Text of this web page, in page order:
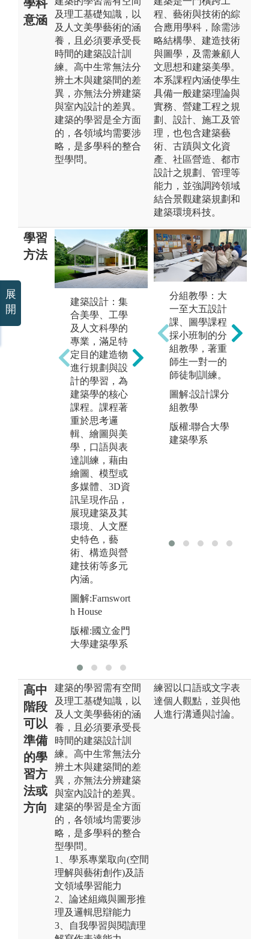
學科
意涵
及理工基礎知識，以
及人文美學藝術的涵
養，且必須要承受長
時間的建築設計訓
練。高中生常無法分
辨土木與建築間的差
異，亦無法分辨建築
與室內設計的差異。
建築的學習是全方面
的，各領域均需要涉
略，是多學科的整合
型學問。
程、藝術與技術的綜
合應用學科，除需涉
略結構學、建造技術
與圖學，及需兼顧人
文思想和建築美學。
本系課程內涵使學生
具備一般建築理論與
實務、營建工程之規
劃、設計、施工及管
理，也包含建築藝
術、古蹟與文化資
產、社區營造、都市
設計之規劃、管理等
能力，並強調跨領域
結合景觀建築規劃和
建築環境科技。
學習
方法
建築設計：集
合美學、工學
及人文科學的
專業，滿足特
定目的建造物
進行規劃與設
計的學習，為
建築學的核心
課程。課程著
重於思考邏
輯、繪圖與美
學，口語與表
達訓練，藉由
繪圖、模型或
多媒體、3D資
訊呈現作品，
展現建築及其
環境、人文歷
史特色，藝
術、構造與營
建技術等多元
內涵。
圖解:Farnswort
h House
版權:國立金門
大學建築學系
建築環境控
制：建築為人
所用，環境控
制乃使建築成
為更合於使
用。本專業包
物理因子的解
析，建築設
計、環境與建
築工程界面之
築之規劃、設
分組教學：大
一至大五設計
課、圖學課程
採小班制的分
組教學，著重
師生一對一的
師徒制訓練。
圖解:設計課分
組教學
版權:聯合大學
建築學系
高中
階段
可以
準備
的學
習方
法或
方向
建築的學習需有空間
及理工基礎知識，以
及人文美學藝術的涵
養，且必須要承受長
時間的建築設計訓
練。高中生常無法分
辨土木與建築間的差
異，亦無法分辨建築
與室內設計的差異。
建築的學習是全方面
的，各領域均需要涉
略，是多學科的整合
型學問。
1、學系專業取向(空間
理解與藝術創作)及語
文領域學習能力
2、論述組織與圖形推
理及邏輯思辯能力
3、自我學習與閱讀理
練習以口語或文字表
達個人觀點，並與他
人進行溝通與討論。
展
開